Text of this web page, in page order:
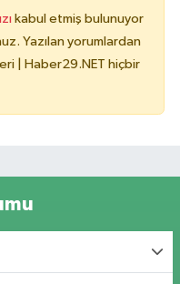
kabul etmiş bulunuyor
Yazılan yorumlardan
| Haber29.NET hiçbir